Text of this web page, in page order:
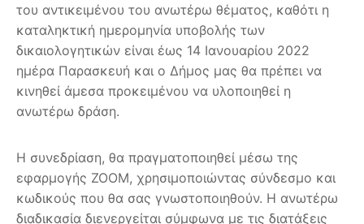
του αντικειμένου του ανωτέρω θέματος, καθότι η
καταληκτική ημερομηνία υποβολής των
δικαιολογητικών είναι έως 14 Ιανουαρίου 2022
ημέρα Παρασκευή και ο Δήμος μας θα πρέπει να
κινηθεί άμεσα προκειμένου να υλοποιηθεί η
ανωτέρω δράση.
Η συνεδρίαση, θα πραγματοποιηθεί μέσω της
εφαρμογής ZOOM, χρησιμοποιώντας σύνδεσμο και
κωδικούς που θα σας γνωστοποιηθούν. Η ανωτέρω
διαδικασία διενεργείται σύμφωνα με τις διατάξεις